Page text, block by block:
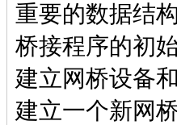
重要的数据结构
桥接程序的初
建立网桥设备
建立一个新网